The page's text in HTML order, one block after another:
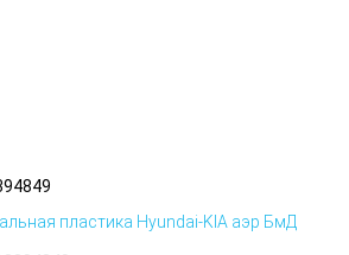
пластика Hyundai-KIA аэр БмД